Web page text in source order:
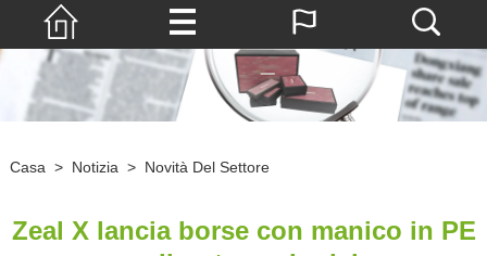
Casa > Notizia > Novità Del Settore
Zeal X lancia borse con manico in PE